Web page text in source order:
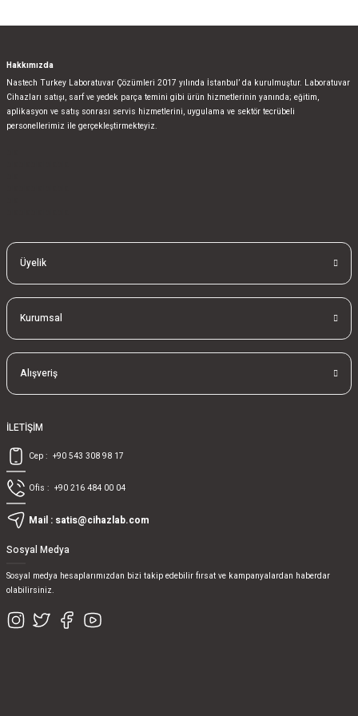
Hakkımızda
Nastech Turkey Laboratuvar Çözümleri 2017 yılında İstanbul’ da kurulmuştur. Laboratuvar
Cihazları satışı, sarf ve yedek parça temini gibi ürün hizmetlerinin yanında; eğitim,
aplikasyon ve satış sonrası servis hizmetlerini, uygulama ve sektör tecrübeli
personellerimiz ile gerçekleştirmekteyiz.
Üyelik
Kurumsal
Alışveriş
İLETİŞİM
Cep : +90 543 308 98 17
Ofis : +90 216 484 00 04
Mail : satis@cihazlab.com
Sosyal Medya
Sosyal medya hesaplarımızdan bizi takip edebilir fırsat ve kampanyalardan haberdar
olabilirsiniz.